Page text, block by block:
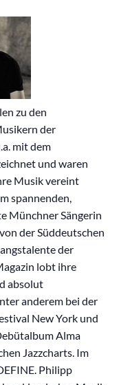
zu den
der
mit dem
und waren
Musik vereint
spannenden,
Münchner Sängerin
der Süddeutschen
der
lobt ihre
absolut
anderem bei der
New York und
Alma
Jazzcharts. Im
Philipp